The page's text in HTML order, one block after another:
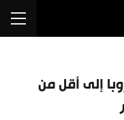
إلى أقل من